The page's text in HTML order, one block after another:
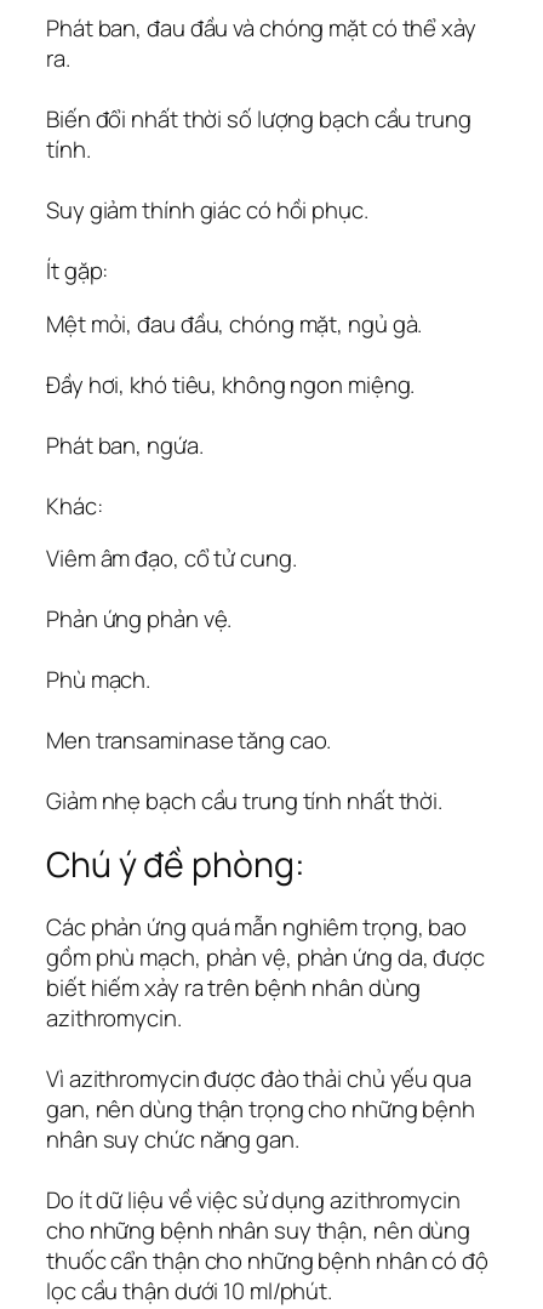
Phát ban, đau đầu và chóng mặt có thể xảy
ra.
Biến đổi nhất thời số lượng bạch cầu trung
tính.
Suy giảm thính giác có hồi phục.
Ít gặp:
Mệt mỏi, đau đầu, chóng mặt, ngủ gà.
Đầy hơi, khó tiêu, không ngon miệng.
Phát ban, ngứa.
Khác:
Viêm âm đạo, cổ tử cung.
Phản ứng phản vệ.
Phù mạch.
Men transaminase tăng cao.
Giảm nhẹ bạch cầu trung tính nhất thời.
Chú ý đề phòng:
Các phản ứng quá mẫn nghiêm trọng, bao
gồm phù mạch, phản vệ, phản ứng da, được
biết hiếm xảy ra trên bệnh nhân dùng
azithromycin.
Vì azithromycin được đào thải chủ yếu qua
gan, nên dùng thận trọng cho những bệnh
nhân suy chức năng gan.
Do ít dữ liệu về việc sử dụng azithromycin
cho những bệnh nhân suy thận, nên dùng
thuốc cẩn thận cho những bệnh nhân có độ
lọc cầu thận dưới 10 ml/phút.